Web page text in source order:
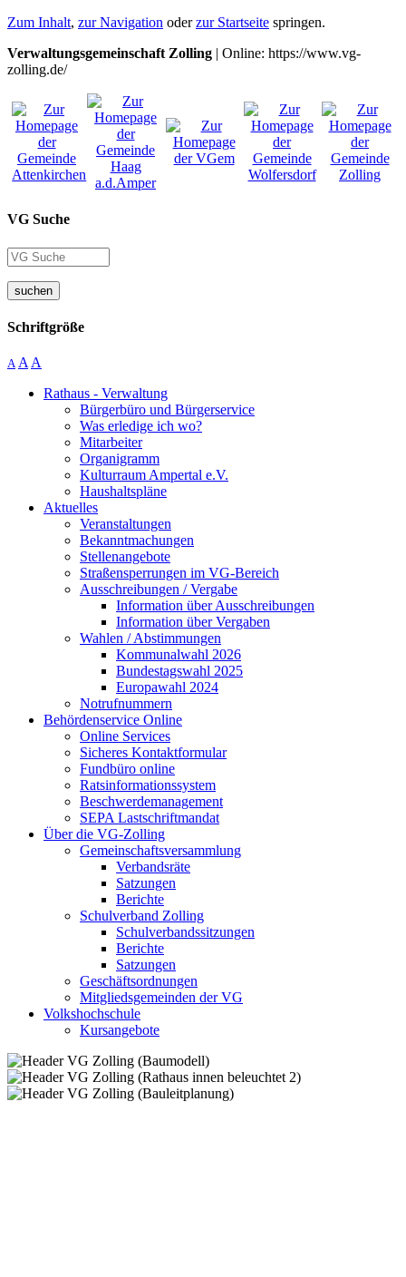
Zum Inhalt, zur Navigation oderzur Startseite springen.
Verwaltungsgemeinschaft Zolling | Online: https://www.vg-
zolling.de/
VG Suche
suchen
Schriftgröße
A A A
Rathaus - Verwaltung
Bürgerbüro und Bürgerservice
Was erledige ich wo?
Mitarbeiter
Organigramm
Kulturraum Ampertal e.V.
Haushaltspläne
Aktuelles
Veranstaltungen
Bekanntmachungen
Stellenangebote
Straßensperrungen im VG-Bereich
Ausschreibungen / Vergabe
Information über Ausschreibungen
Information über Vergaben
Wahlen / Abstimmungen
Kommunalwahl 2026
Bundestagswahl 2025
Europawahl 2024
Notrufnummern
Behördenservice Online
Online Services
Sicheres Kontaktformular
Fundbüro online
Ratsinformationssystem
Beschwerdemanagement
SEPA Lastschriftmandat
Über die VG-Zolling
Gemeinschaftsversammlung
Verbandsräte
Satzungen
Berichte
Schulverband Zolling
Schulverbandssitzungen
Berichte
Satzungen
Geschäftsordnungen
Mitgliedsgemeinden der VG
Volkshochschule
Kursangebote